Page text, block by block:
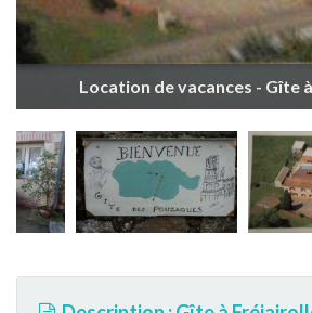
Location de vacances - Gîte